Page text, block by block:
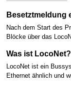
Besetztmeldung
Nach dem Start des
Blöcke über das
Was ist LocoNet?
LocoNet ist ein
Ethernet ähnlich und